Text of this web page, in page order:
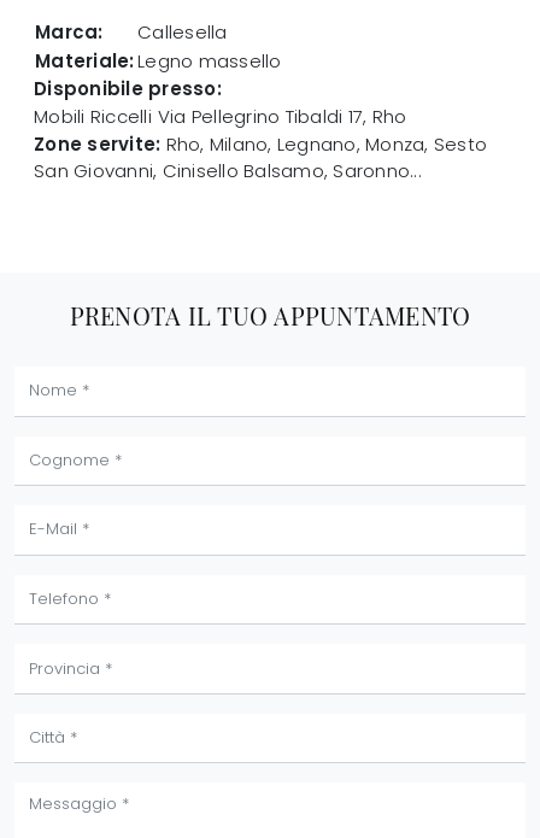
Marca:
Callesella
Materiale:Legno massello
Disponibile presso:
Mobili Riccelli Via Pellegrino Tibaldi 17, Rho
Zone servite: Rho, Milano, Legnano, Monza, Sesto
San Giovanni, Cinisello Balsamo, Saronno...
PRENOTA IL TUO APPUNTAMENTO